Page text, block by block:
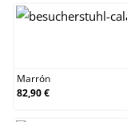
Marrón
82,90 €